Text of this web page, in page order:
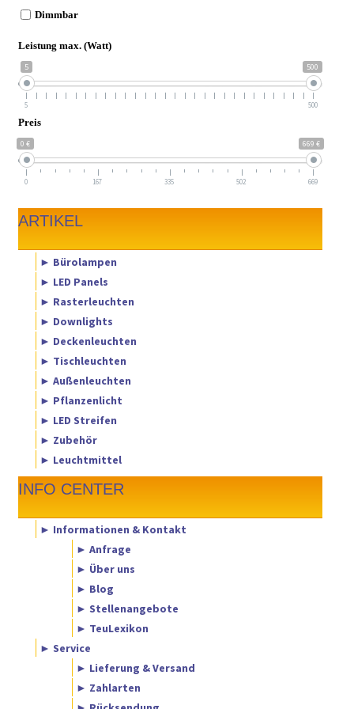
Dimmbar
Leistung max. (Watt)
5 500
5 500
Preis
0 € 669 €
0 167 335 502 669
ARTIKEL
► Bürolampen
► LED Panels
► Rasterleuchten
► Downlights
► Deckenleuchten
► Tischleuchten
► Außenleuchten
► Pflanzenlicht
► LED Streifen
► Zubehör
► Leuchtmittel
INFO CENTER
► Informationen & Kontakt
► Anfrage
► Über uns
► Blog
► Stellenangebote
► TeuLexikon
► Service
► Lieferung & Versand
► Zahlarten